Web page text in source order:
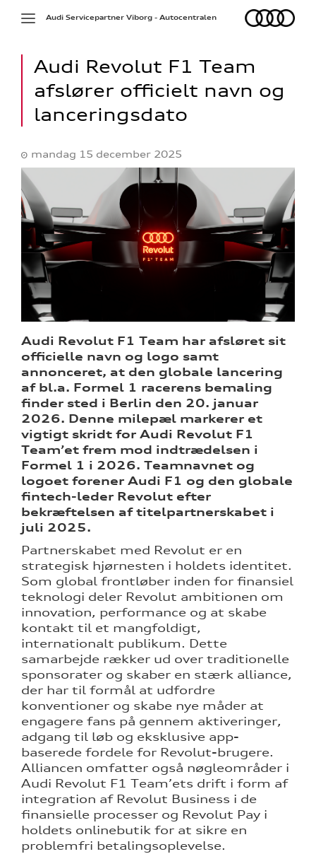
Toggle
Audi
Audi Servicepartner Viborg - Autocentralen
Audi Revolut F1 Team
afslører officielt navn og
lanceringsdato
mandag 15 december 2025
Audi Revolut F1 Team har afsløret sit
officielle navn og logo samt
annonceret, at den globale lancering
af bl.a. Formel 1 racerens bemaling
finder sted i Berlin den 20. januar
2026. Denne milepæl markerer et
vigtigt skridt for Audi Revolut F1
Team’et frem mod indtrædelsen i
Formel 1 i 2026. Teamnavnet og
logoet forener Audi F1 og den globale
fintech-leder Revolut efter
bekræftelsen af titelpartnerskabet i
juli 2025.
Partnerskabet med Revolut er en
strategisk hjørnesten i holdets identitet.
Som global frontløber inden for finansiel
teknologi deler Revolut ambitionen om
innovation, performance og at skabe
kontakt til et mangfoldigt,
internationalt publikum. Dette
samarbejde rækker ud over traditionelle
sponsorater og skaber en stærk alliance,
der har til formål at udfordre
konventioner og skabe nye måder at
engagere fans på gennem aktiveringer,
adgang til løb og eksklusive app-
baserede fordele for Revolut-brugere.
Alliancen omfatter også nøgleområder i
Audi Revolut F1 Team’ets drift i form af
integration af Revolut Business i de
finansielle processer og Revolut Pay i
holdets onlinebutik for at sikre en
problemfri betalingsoplevelse.